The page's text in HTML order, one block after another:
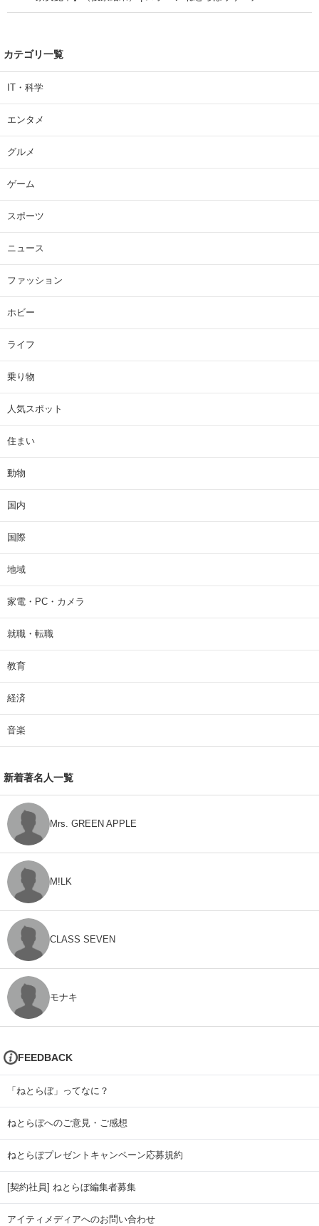
カテゴリ一覧
IT・科学
エンタメ
グルメ
ゲーム
スポーツ
ニュース
ファッション
ホビー
ライフ
乗り物
人気スポット
住まい
動物
国内
国際
地域
家電・PC・カメラ
就職・転職
教育
経済
音楽
新着著名人一覧
Mrs. GREEN APPLE
M!LK
CLASS SEVEN
モナキ
FEEDBACK
「ねとらぼ」ってなに？
ねとらぼへのご意見・ご感想
ねとらぼプレゼントキャンペーン応募規約
[契約社員] ねとらぼ編集者募集
アイティメディアへのお問い合わせ